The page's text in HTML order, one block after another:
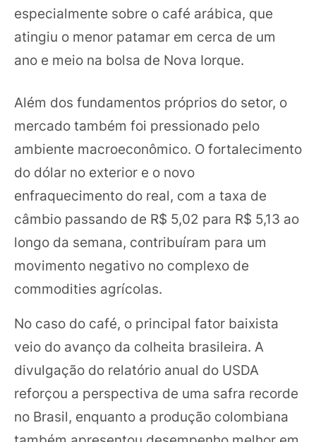
especialmente sobre o café arábica, que
atingiu o menor patamar em cerca de um
ano e meio na bolsa de Nova Iorque.
Além dos fundamentos próprios do setor, o
mercado também foi pressionado pelo
ambiente macroeconômico. O fortalecimento
do dólar no exterior e o novo
enfraquecimento do real, com a taxa de
câmbio passando de R$ 5,02 para R$ 5,13 ao
longo da semana, contribuíram para um
movimento negativo no complexo de
commodities agrícolas.
No caso do café, o principal fator baixista
veio do avanço da colheita brasileira. A
divulgação do relatório anual do USDA
reforçou a perspectiva de uma safra recorde
no Brasil, enquanto a produção colombiana